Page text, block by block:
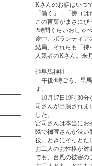
Kさんのお話はいつ
「働く」＝「傍（
この言葉がまさにぴ
2時間くらいおしゃ
途中、ボランティア
結局、それらも「持
人気者のKさん。来
◎早馬神社
午後4時ごろ、早
す。
10月17日19時30
司さんが出演されま
した。
宮司さんは本当にお
隣で禰宜さんが渋
役。ときにそっとた
お二人のお性格が
でも、台風の被害の